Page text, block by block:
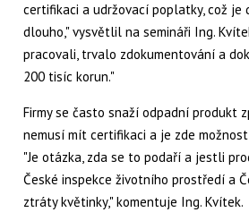
certifikaci a udržovací poplatky, což
dlouho," vysvětlil na semináři Ing.
pracovali, trvalo zdokumentování a
200 tisíc korun."
Firmy se často snaží odpadní produkt
nemusí mít certifikaci a je zde
"Je otázka, zda se to podaří a jestli
České inspekce životního prostředí a
ztráty květinky," komentuje Ing. Kvítek.